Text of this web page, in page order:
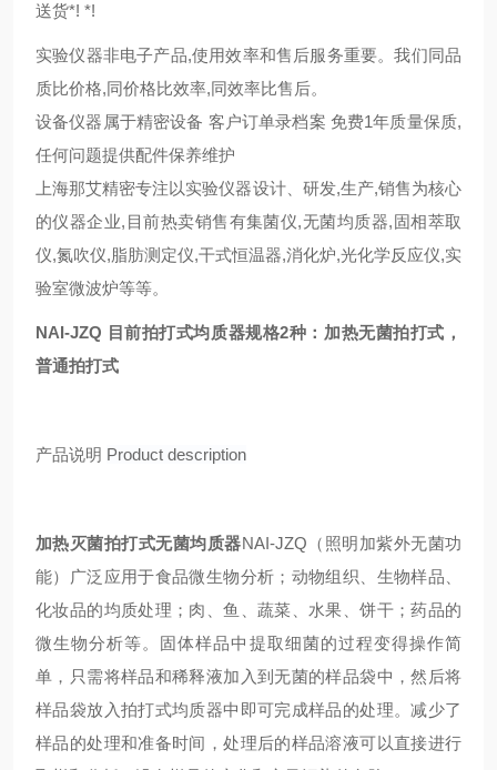
送货*! *!
实验仪器非电子产品,使用效率和售后服务重要。我们同品
质比价格,同价格比效率,同效率比售后。
设备仪器属于精密设备 客户订单录档案 免费1年质量保质,
任何问题提供配件保养维护
上海那艾精密专注以实验仪器设计、研发,生产,销售为核心
的仪器企业,目前热卖销售有集菌仪,无菌均质器,固相萃取
仪,氮吹仪,脂肪测定仪,干式恒温器,消化炉,光化学反应仪,实
验室微波炉等等。
NAI-JZQ 目前拍打式均质器规格2种：加热无菌拍打式 ，
普通拍打式
产品说明 Product description
加热灭菌拍打式无菌均质器NAI-JZQ （照明加紫外无菌功
能）广泛应用于食品微生物分析；动物组织、生物样品、
化妆品的均质处理；肉、鱼、蔬菜、水果、饼干；药品的
微生物分析等。固体样品中提取细菌的过程变得操作简
单，只需将样品和稀释液加入到无菌的样品袋中，然后将
样品袋放入拍打式均质器中即可完成样品的处理。减少了
样品的处理和准备时间，处理后的样品溶液可以直接进行